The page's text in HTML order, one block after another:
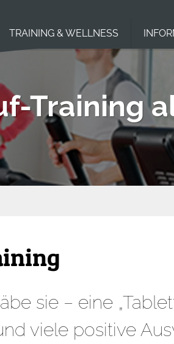
TRAINING & WELLNESS
Training
sie – eine
viele positive